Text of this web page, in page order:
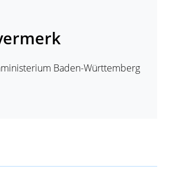
Baden-Württemberg